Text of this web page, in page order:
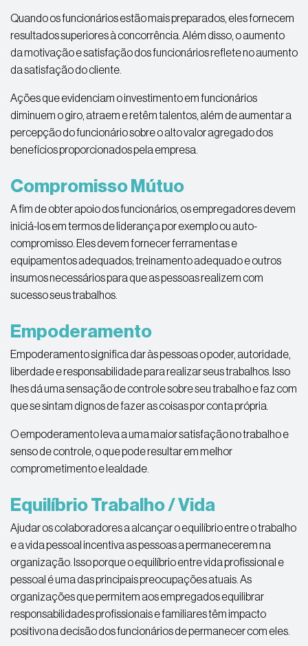
Quando os funcionários estão mais preparados, eles fornecem
resultados superiores à concorrência. Além disso, o aumento
da motivação e satisfação dos funcionários reflete no aumento
da satisfação do cliente.
Ações que evidenciam o investimento em funcionários
diminuem o giro, atraem e retêm talentos, além de aumentar a
percepção do funcionário sobre o alto valor agregado dos
benefícios proporcionados pela empresa.
Compromisso Mútuo
A fim de obter apoio dos funcionários, os empregadores devem
iniciá-los em termos de liderança por exemplo ou auto-
compromisso. Eles devem fornecer ferramentas e
equipamentos adequados; treinamento adequado e outros
insumos necessários para que as pessoas realizem com
sucesso seus trabalhos.
Empoderamento
Empoderamento significa dar às pessoas o poder, autoridade,
liberdade e responsabilidade para realizar seus trabalhos. Isso
lhes dá uma sensação de controle sobre seu trabalho e faz com
que se sintam dignos de fazer as coisas por conta própria.
O empoderamento leva a uma maior satisfação no trabalho e
senso de controle, o que pode resultar em melhor
comprometimento e lealdade.
Equilíbrio Trabalho / Vida
Ajudar os colaboradores a alcançar o equilíbrio entre o trabalho
e a vida pessoal incentiva as pessoas a permanecerem na
organização. Isso porque o equilíbrio entre vida profissional e
pessoal é uma das principais preocupações atuais. As
organizações que permitem aos empregados equilibrar
responsabilidades profissionais e familiares têm impacto
positivo na decisão dos funcionários de permanecer com eles.